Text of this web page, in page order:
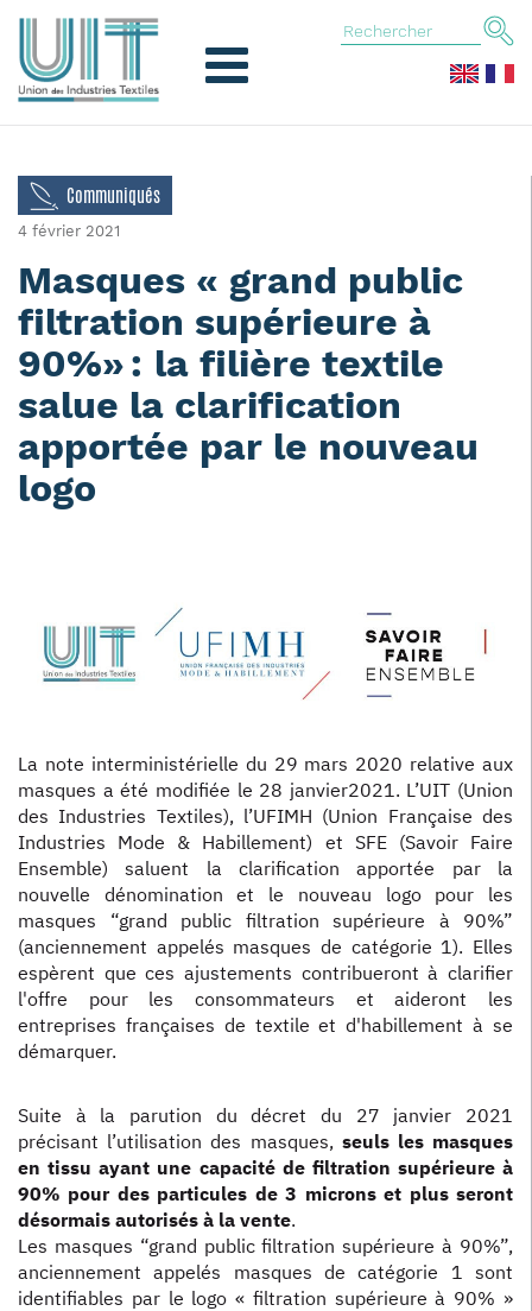
Communiqués
4 février 2021
Masques « grand public
filtration supérieure à
90%» : la filière textile
salue la clarification
apportée par le nouveau
logo
La note interministérielle du 29 mars 2020 relative aux
masques a été modifiée le 28 janvier2021. L’UIT (Union
des Industries Textiles), l’UFIMH (Union Française des
Industries Mode & Habillement) et SFE (Savoir Faire
Ensemble) saluent la clarification apportée par la
nouvelle dénomination et le nouveau logo pour les
masques “grand public filtration supérieure à 90%”
(anciennement appelés masques de catégorie 1). Elles
espèrent que ces ajustements contribueront à clarifier
l'offre pour les consommateurs et aideront les
entreprises françaises de textile et d'habillement à se
démarquer.
Suite à la parution du décret du 27 janvier 2021
précisant l’utilisation des masques, seuls les masques
en tissu ayant une capacité de filtration supérieure à
90% pour des particules de 3 microns et plus seront
désormais autorisés à la vente.
Les masques “grand public filtration supérieure à 90%”,
anciennement appelés masques de catégorie 1 sont
identifiables par le logo « filtration supérieure à 90% »